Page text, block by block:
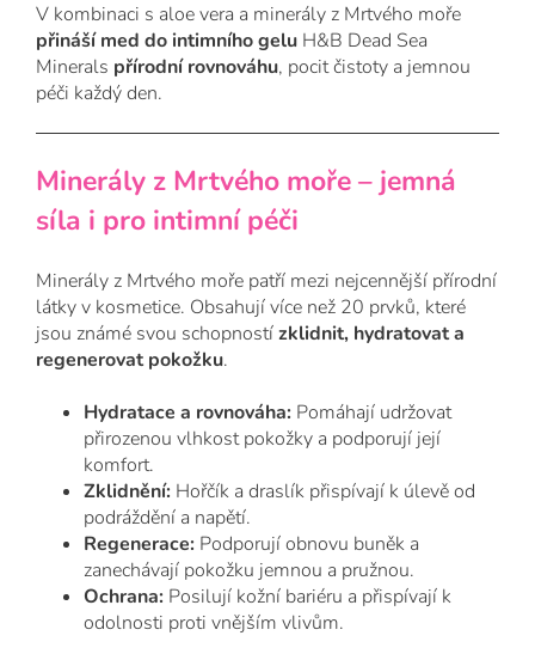
V kombinaci s aloe vera a minerály z Mrtvého moře
přináší med do intimního gelu H&B Dead Sea
Minerals přírodní rovnováhu, pocit čistoty a jemnou
péči každý den.
Minerály z Mrtvého moře – jemná
síla i pro intimní péči
Minerály z Mrtvého moře patří mezi nejcennější přírodní
látky v kosmetice. Obsahují více než 20 prvků, které
jsou známé svou schopnostízklidnit, hydratovat a
regenerovat pokožku.
Hydratace a rovnováha: Pomáhají udržovat
přirozenou vlhkost pokožky a podporují její
komfort.
Zklidnění: Hořčík a draslík přispívají k úlevě od
podráždění a napětí.
Regenerace: Podporují obnovu buněk a
zanechávají pokožku jemnou a pružnou.
Ochrana: Posilují kožní bariéru a přispívají k
odolnosti proti vnějším vlivům.